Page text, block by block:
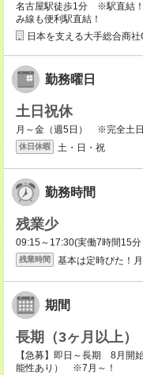
名古屋駅徒歩1分 ※駅直結！
み線も便利駅直結！
日本を支える大手総合商
勤務曜日
土日祝休
月～金（週5日） ※完全土日
休日休暇 土・日・祝
勤務時間
残業少
09:15～17:30(実働7時間15
残業時間 基本は定時ぴた！
期間
長期（3ヶ月以上）
【急募】即日～長期 8月開
能性あり） ※7月～！